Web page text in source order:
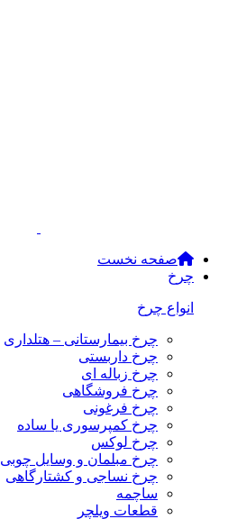
صفحه نخست
چرخ
انواع چرخ
چرخ بیمارستانی – هتلداری
چرخ داربستی
چرخ زباله ای
چرخ فروشگاهی
چرخ فرغونی
چرخ کمپرسوری یا ساده
چرخ لوکس
چرخ مبلمان و وسایل چوبی
چرخ نساجی و کشتارگاهی
ساچمه
قطعات ویلچر